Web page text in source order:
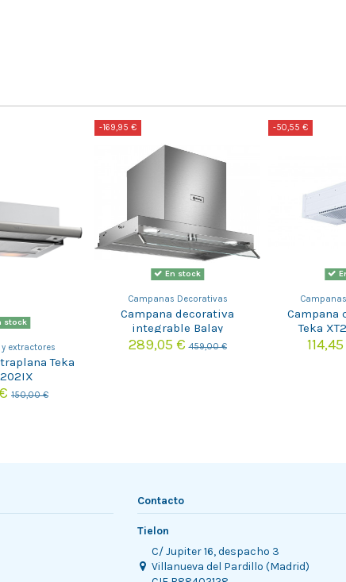
stock
extractores
Teka
150,00 €
-169,95 €
En stock
Campanas Decorativas
Campana decorativa
integrable Balay
3BD866MX
289,05 €459,00 €
-50,55 €
Campana
Teka
Contacto
Tielon
C/ Jupiter 16, despacho 3
Villanueva del Pardillo (Madrid)